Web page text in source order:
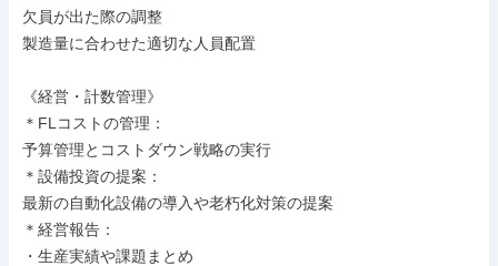
欠員が出た際の調整
製造量に合わせた適切な人員配置
《経営・計数管理》
＊FLコストの管理：
予算管理とコストダウン戦略の実行
＊設備投資の提案：
最新の自動化設備の導入や老朽化対策の提案
＊経営報告：
・生産実績や課題まとめ